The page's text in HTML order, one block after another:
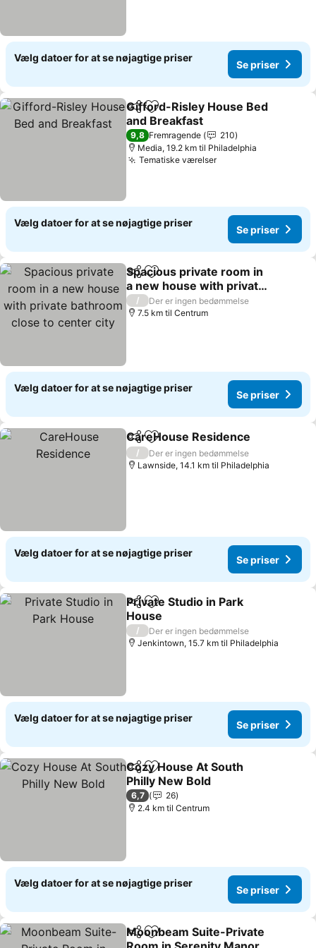
Vælg datoer for at se nøjagtige priser
Se priser
Del Føj til favoritter
Gifford-Risley House Bed
and Breakfast
9,8 Fremragende
210
Media, 19.2 km til Philadelphia
Tematiske værelser
Vælg datoer for at se nøjagtige priser
Se priser
Del Føj til favoritter
Spacious private room in
a new house with private
bathroom close to center
city
/
Der er ingen bedømmelse
7.5 km til Centrum
Vælg datoer for at se nøjagtige priser
Se priser
Del Føj til favoritter
CareHouse Residence
/
Der er ingen bedømmelse
Lawnside, 14.1 km til Philadelphia
Vælg datoer for at se nøjagtige priser
Se priser
Del Føj til favoritter
Private Studio in Park
House
/
Der er ingen bedømmelse
Jenkintown, 15.7 km til Philadelphia
Vælg datoer for at se nøjagtige priser
Se priser
Del Føj til favoritter
Cozy House At South
Philly New Bold
6,7
26
2.4 km til Centrum
Vælg datoer for at se nøjagtige priser
Se priser
Del Føj til favoritter
Moonbeam Suite-Private